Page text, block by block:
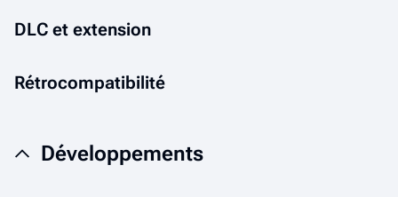
DLC et extension
Rétrocompatibilité
Développements